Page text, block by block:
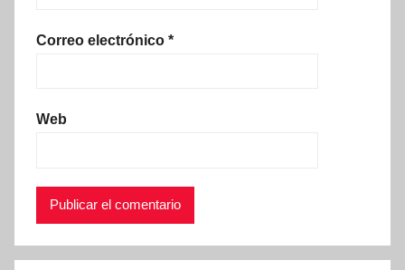
Correo electrónico *
Web